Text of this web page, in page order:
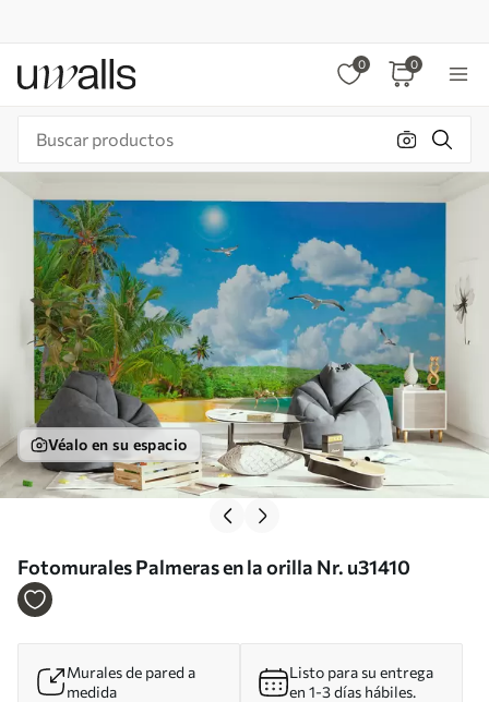
0 0
Véalo en su espacio
Fotomurales Palmeras en la orilla Nr. u31410
Murales de pared a
medida
Listo para su entrega
en 1-3 días hábiles.